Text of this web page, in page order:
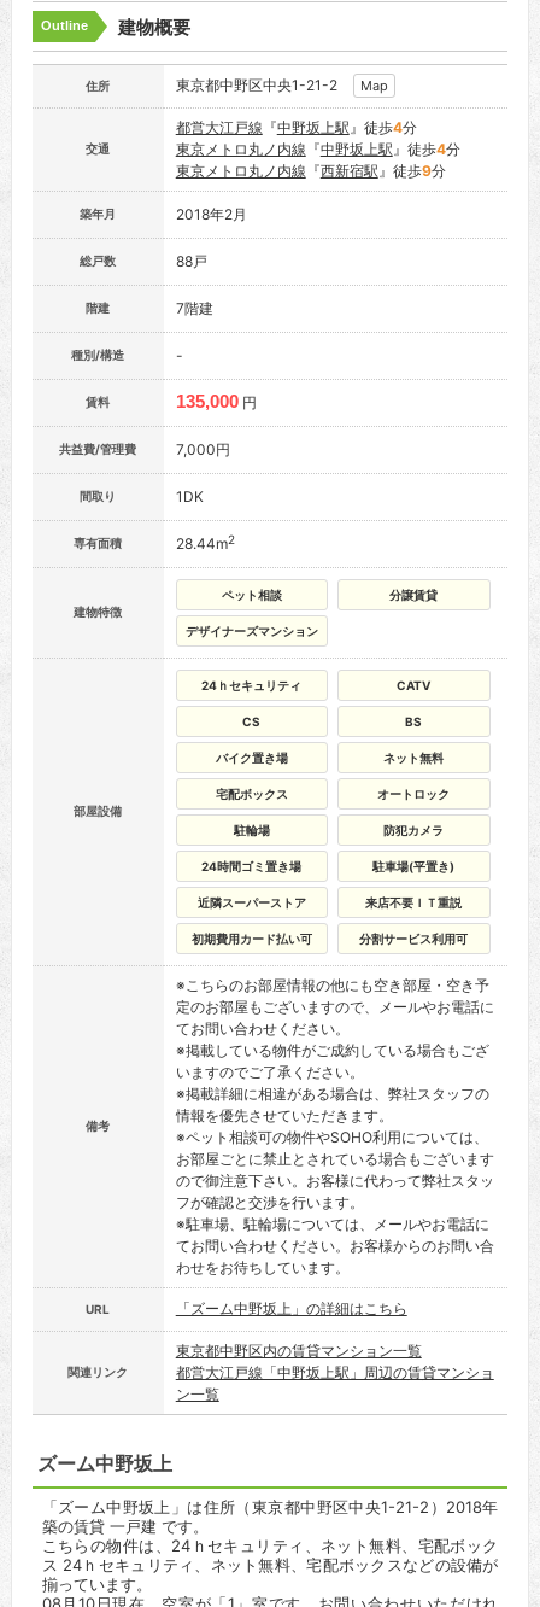
Outline 建物概要
住所 東京都中野区中央1-21-2 Map
交通
都営大江戸線 『中野坂上駅』徒歩4分
東京メトロ丸ノ内線 『中野坂上駅』徒歩4分
東京メトロ丸ノ内線 『西新宿駅』徒歩9分
築年月 2018年2月
総戸数 88戸
階建 7階建
種別/構造 -
賃料 135,000 円
共益費/管理費 7,000円
間取り 1DK
専有面積 28.44m2
建物特徴
ペット相談 分譲賃貸
デザイナーズマンション
部屋設備
24ｈセキュリティ CATV
CS BS
バイク置き場 ネット無料
宅配ボックス オートロック
駐輪場 防犯カメラ
24時間ゴミ置き場 駐車場(平置き)
近隣スーパーストア 来店不要ＩＴ重説
初期費用カード払い可 分割サービス利用可
備考
※こちらのお部屋情報の他にも空き部屋・空き予
定のお部屋もございますので、メールやお電話に
てお問い合わせください。
※掲載している物件がご成約している場合もござ
いますのでご了承ください。
※掲載詳細に相違がある場合は、弊社スタッフの
情報を優先させていただきます。
※ペット相談可の物件やSOHO利用については、
お部屋ごとに禁止とされている場合もございます
ので御注意下さい。お客様に代わって弊社スタッ
フが確認と交渉を行います。
※駐車場、駐輪場については、メールやお電話に
てお問い合わせください。お客様からのお問い合
わせをお待ちしています。
URL 「ズーム中野坂上」の詳細はこちら
関連リンク
東京都中野区内の賃貸マンション一覧
都営大江戸線「中野坂上駅」周辺の賃貸マンショ
ン一覧
ズーム中野坂上
「ズーム中野坂上」は住所（東京都中野区中央1-21-2）2018年
築の賃貸 一戸建 です。
こちらの物件は、24ｈセキュリティ、ネット無料、宅配ボック
ス 24ｈセキュリティ、ネット無料、宅配ボックスなどの設備が
揃っています。